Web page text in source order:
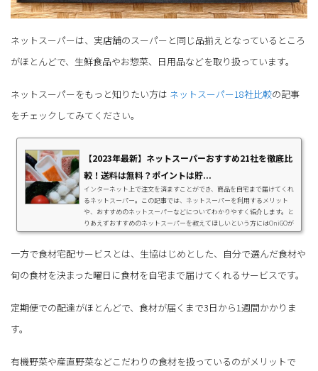
ネットスーパーは、実店舗のスーパーと同じ品揃えとなっているところ
がほとんどで、生鮮食品やお惣菜、日用品などを取り扱っています。
ネットスーパーをもっと知りたい方は ネットスーパー18社比較の記事
をチェックしてみてください。
【2023年最新】ネットスーパーおすすめ21社を徹底比
較！送料は無料？ポイントは貯...
インターネット上で注文を済ますことができ、商品を自宅まで届けてくれ
るネットスーパー。この記事では、ネットスーパーを利用するメリット
や、おすすめのネットスーパーなどについてわかりやすく紹介します。と
りあえずおすすめのネットスーパーを教えてほしいという方にはOniGOが
おすすめ。普通の宅配スーパーは配達に1日程要しますが、オニゴーなら
布中！下記からアプリをダウンロードして、クーポンコード「SD23」を
一方で食材宅配サービスとは、生協はじめとした、自分で選んだ食材や
旬の食材を決まった曜日に食材を自宅まで届けてくれるサービスです。
定期便での配達がほとんどで、食材が届くまで3日から1週間かかりま
す。
有機野菜や産直野菜などこだわりの食材を扱っているのがメリットで